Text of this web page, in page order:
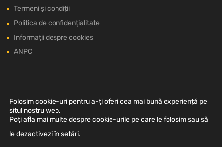
Termeni și condiții
Politica de confidențialitate
Informații despre cookies
ANPC
Folosim cookie-uri pentru a-ți oferi cea mai bună experiență pe
situl nostru web.
Poți afla mai multe despre cookie-urile pe care le folosim sau să
le dezactivezi însetări.